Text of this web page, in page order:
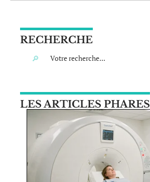
RECHERCHE
LES ARTICLES PHARES